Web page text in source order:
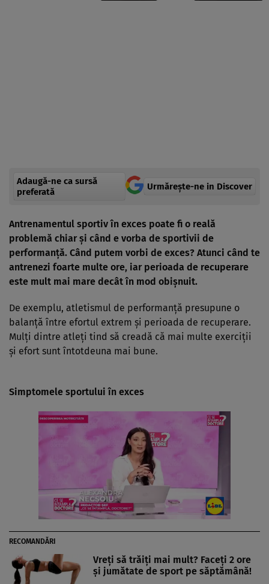
Adaugă-ne ca sursă
preferată
Urmărește-ne in Discover
Antrenamentul sportiv în exces poate fi o reală
problemă chiar şi când e vorba de sportivii de
performanţă. Când putem vorbi de exces? Atunci când te
antrenezi foarte multe ore, iar perioada de recuperare
este mult mai mare decât în mod obişnuit.
De exemplu, atletismul de performanţă presupune o
balanţă între efortul extrem şi perioada de recuperare.
Mulţi dintre atleţi tind să creadă că mai multe exerciţii
şi efort sunt întotdeuna mai bune.
Simptomele sportului în exces
RECOMANDĂRI
Vreţi să trăiţi mai mult? Faceţi 2 ore
şi jumătate de sport pe săptămână!